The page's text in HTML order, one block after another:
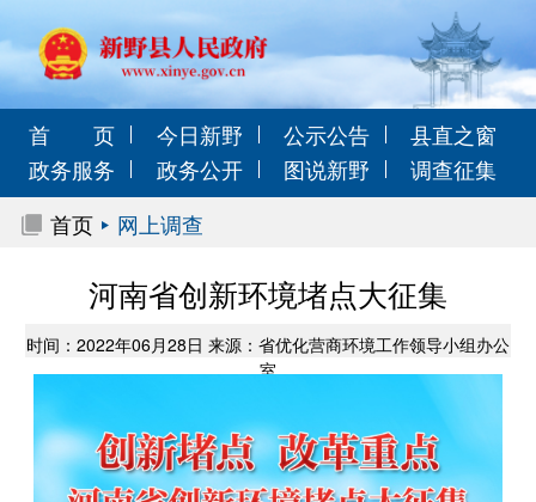
首 页 今日新野 公示公告
县直之窗
政务服务
政务公开 图说新野
调查征集
首页
网上调查
河南省创新环境堵点大征集
时间：2022年06月28日 来源：省优化营商环境工作领导小组办公
室